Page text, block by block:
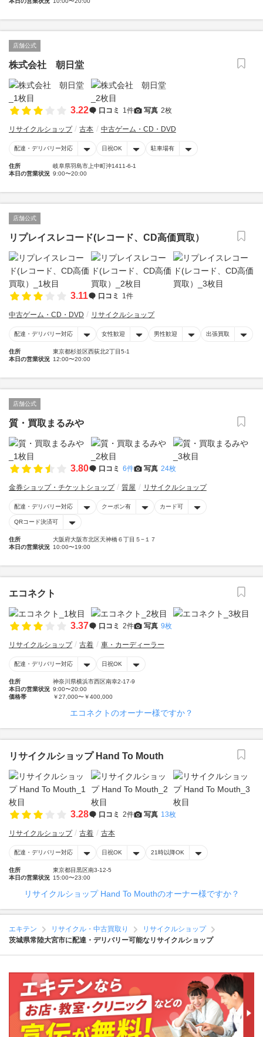
店舗公式
株式会社 朝日堂
3.22 口コミ 1件 写真 2枚
リサイクルショップ 古本 中古ゲーム・CD・DVD
配達・デリバリー対応 日祝OK 駐車場有
住所
岐阜県羽島市上中町沖1411-6-1
本日の営業状況 9:00〜20:00
店舗公式
リプレイスレコード(レコード、CD高価買取）
3.11 口コミ 1件
中古ゲーム・CD・DVD リサイクルショップ
配達・デリバリー対応 女性歓迎 男性歓迎 出張買取
住所
東京都杉並区西荻北2丁目5-1
本日の営業状況 12:00〜20:00
店舗公式
質・買取まるみや
3.80 口コミ 6件 写真 24枚
金券ショップ・チケットショップ 質屋 リサイクルショップ
配達・デリバリー対応 クーポン有 カード可
QRコード決済可
住所
大阪府大阪市北区天神橋６丁目５−１７
本日の営業状況 10:00〜19:00
エコネクト
3.37 口コミ 2件 写真 9枚
リサイクルショップ 古着 車・カーディーラー
配達・デリバリー対応 日祝OK
住所
神奈川県横浜市西区南幸2-17-9
本日の営業状況 9:00〜20:00
価格帯
￥27,000〜￥400,000
エコネクトのオーナー様ですか？
リサイクルショップ Hand To Mouth
3.28 口コミ 2件 写真 13枚
リサイクルショップ 古着 古本
配達・デリバリー対応 日祝OK 21時以降OK
住所
東京都目黒区南3-12-5
本日の営業状況 15:00〜23:00
リサイクルショップ Hand To Mouthのオーナー様ですか？
エキテン リサイクル・中古買取り
リサイクルショップ
茨城県常陸大宮市に配達・デリバリー可能なリサイクルショップ